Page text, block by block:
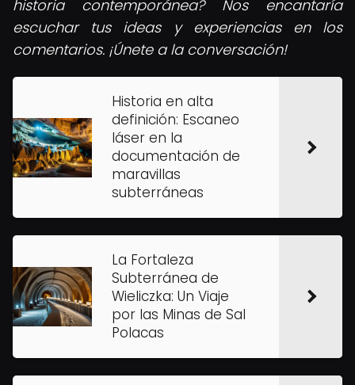
historia contemporánea? Nos encantaría
escuchar tus ideas y experiencias en los
comentarios. ¡Únete a la conversación!
Historia en alta
definición: Escaneo
láser en la
documentación de
maravillas
subterráneas
La Fortaleza
Subterránea de
Wieliczka: Un Viaje
por las Minas de Sal
Polacas